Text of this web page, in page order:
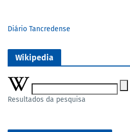
Diário Tancredense
Wikipedia
Resultados da pesquisa